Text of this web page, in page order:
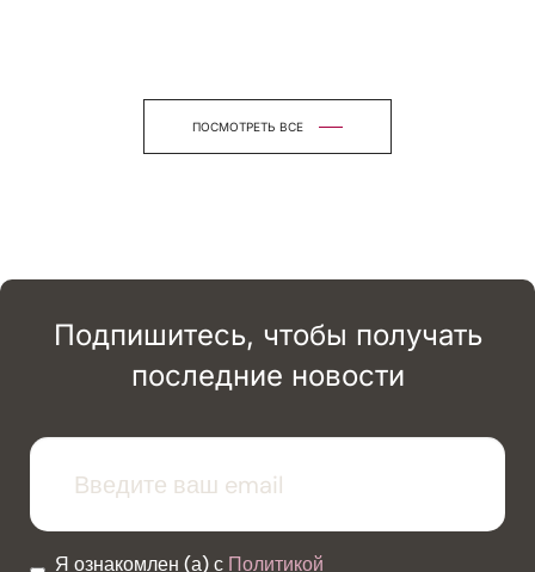
ПОСМОТРЕТЬ ВСЕ
Подпишитесь, чтобы получать
последние новости
Я ознакомлен (а) с Политикой